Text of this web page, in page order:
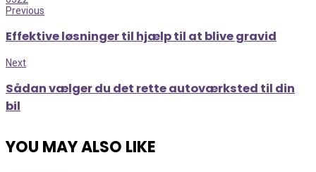
Previous
Effektive løsninger til hjælp til at blive gravid
Next
Sådan vælger du det rette autoværksted til din
bil
YOU MAY ALSO LIKE